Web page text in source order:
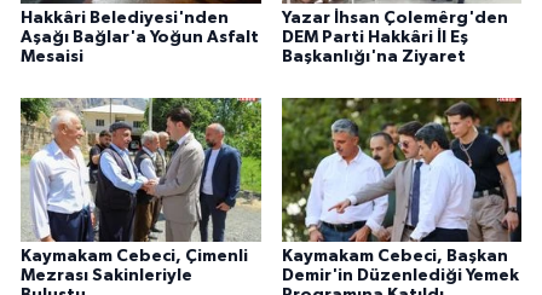
Hakkâri Belediyesi'nden
Aşağı Bağlar'a Yoğun Asfalt
Mesaisi
Yazar İhsan Çolemêrg'den
DEM Parti Hakkâri İl Eş
Başkanlığı'na Ziyaret
Kaymakam Cebeci, Çimenli
Mezrası Sakinleriyle
Kaymakam Cebeci, Başkan
Demir'in Düzenlediği Yemek